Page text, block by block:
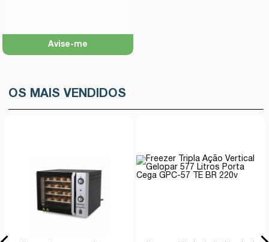
Avise-me
OS MAIS VENDIDOS